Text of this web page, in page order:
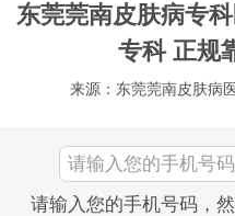
东莞莞南皮肤病专
专科 正规
来源：东莞莞南皮肤病
请输入您的手机号码，